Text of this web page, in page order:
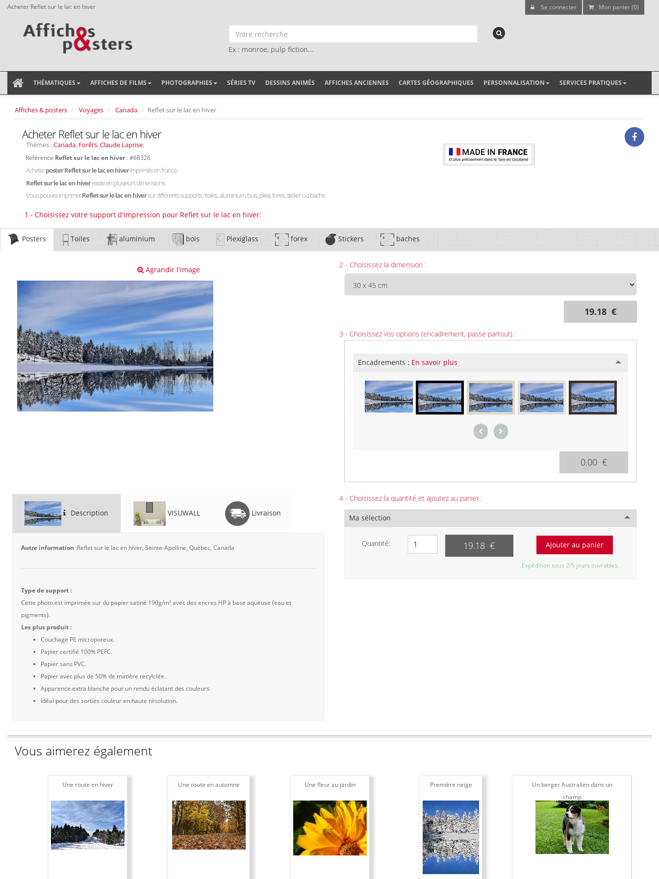
Acheter Reflet sur le lac en hiver Se connecter Mon panier (0)
Ex : monroe, pulp fiction...
THÉMATIQUES AFFICHES DE FILMS PHOTOGRAPHIES SÉRIES TV DESSINS ANIMÉS AFFICHES ANCIENNES CARTES GÉOGRAPHIQUES PERSONNALISATION SERVICES PRATIQUES
Affiches & posters Voyages Canada Reflet sur le lac en hiver
Acheter Reflet sur le lac en hiver
Thèmes :Canada, Forêts, Claude Laprise,
Référence Reflet sur le lac en hiver: #68326
Acheterposter Reflet sur le lac en hiverimprimée en france.
Reflet sur le lac en hiverexiste en plusieurs dimensions.
Vous pouvez imprimerReflet sur le lac en hiversur différents supports : toiles, aluminium, bois, plexi, forex, sticker ou bache.
1 - Choisissez votre support d'impression pour Reflet sur le lac en hiver:
Posters Toiles aluminium bois Plexiglass forex Stickers baches
Agrandir l'image
Description VISUWALL Livraison
Autre information :Reflet sur le lac en hiver, Sainte-Apolline, Québec, Canada
Type de support :
Cette photo est imprimée sur du papier satiné 190g/m² avec des encres HP à base aqueuse (eau et
pigments).
Les plus produit :
Couchage PE microporeux.
Papier certifié 100% PEFC.
Papier sans PVC.
Papier avec plus de 50% de matière recylclée.
Apparence extra blanche pour un rendu éclatant des couleurs.
Idéal pour des sorties couleur en haute résolution.
2 - Choisissez la dimension :
19.18 €
3 - Choisissez vos options (encadrement, passe partout) :
Encadrements : En savoir plus
0.00 €
4 - Choisissez la quantité et ajoutez au panier :
Ma sélection
Quantité: 19.18 €
Expédition sous 2/5 jours ouvrables.
Vous aimerez également
Une route en hiver Une route en automne Une fleur au jardin Première neige
Un berger Australien dans un
champ